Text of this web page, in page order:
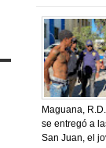
Maguana,
se entregó a
San Juan, el